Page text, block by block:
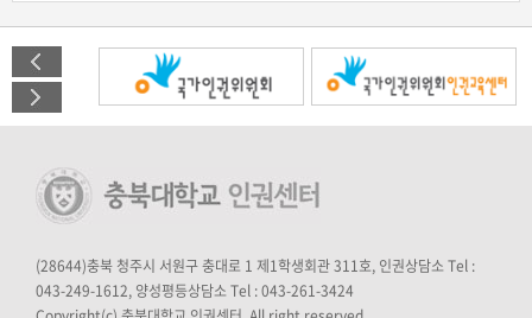
(28644)충북 청주시 서원구 충대로 1 제1학생회관 311호, 인권상담소 Tel :
043-249-1612, 양성평등상담소 Tel : 043-261-3424